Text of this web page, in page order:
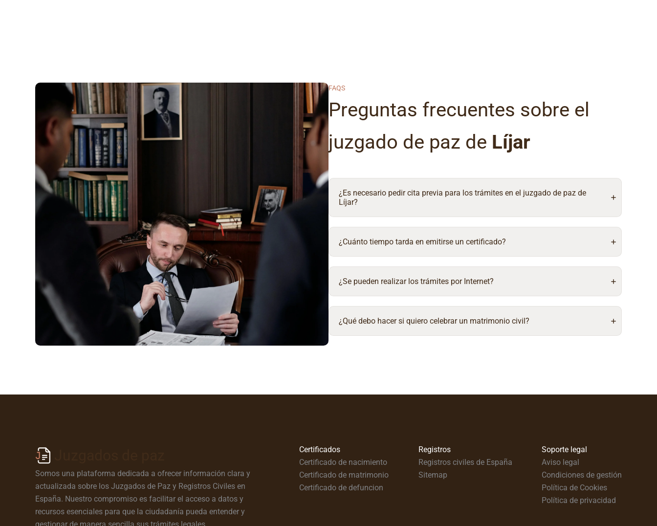
FAQS
Preguntas frecuentes sobre el
juzgado de paz de Líjar
¿Es necesario pedir cita previa para los trámites en el juzgado de paz de
Líjar?
¿Cuánto tiempo tarda en emitirse un certificado?
¿Se pueden realizar los trámites por Internet?
¿Qué debo hacer si quiero celebrar un matrimonio civil?
Somos una plataforma dedicada a ofrecer información clara y
actualizada sobre los Juzgados de Paz y Registros Civiles en
España. Nuestro compromiso es facilitar el acceso a datos y
recursos esenciales para que la ciudadanía pueda entender y
Certificados
Certificado de nacimiento
Certificado de matrimonio
Certificado de defuncion
Registros
Registros civiles de España
Sitemap
Soporte legal
Aviso legal
Condiciones de gestión
Política de Cookies
Política de privacidad